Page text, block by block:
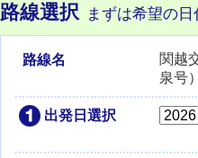
路線選択 まずは希望の
路線名
関越
泉号
出発日選択